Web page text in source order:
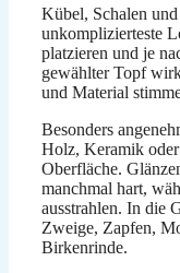
Kübel, Schalen
unkomplizierteste
platzieren und je
gewählter Topf
und Material
Besonders
Holz, Keramik
Oberfläche.
manchmal hart,
ausstrahlen. In die
Zweige, Zapfen,
Birkenrinde.